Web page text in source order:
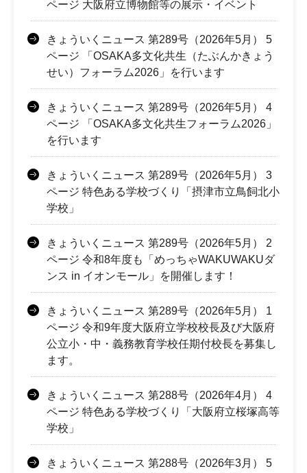
ページ 大阪府立博物館等の展示・イベント
きょういくニュース 第289号（2026年5月） 5
ページ 「OSAKA多文化共生（たぶんかきょう
せい）フォーラム2026」を行います
きょういくニュース 第289号（2026年5月） 4
ページ 「OSAKA多文化共生フォーラム2026」
を行います
きょういくニュース 第289号（2026年5月） 3
ページ 特色ある学校づくり「摂津市立鳥飼北小
学校」
きょういくニュース 第289号（2026年5月） 2
ページ 令和8年度も「めっちゃWAKUWAKUダ
ンス in イオンモール」を開催します！
きょういくニュース 第289号（2026年5月） 1
ページ 令和9年度大阪府立学校校長及び大阪府
公立小・中・義務教育学校任期付校長を募集し
ます。
きょういくニュース 第288号（2026年4月） 4
ページ 特色ある学校づくり「大阪府立桜塚高等
学校」
きょういくニュース 第288号（2026年3月） 5